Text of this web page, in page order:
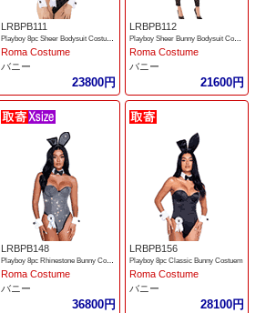
LRBPB111
Playboy 8pc Sheer Bodysuit Costume
Roma Costume
バニー
23800円
LRBPB112
Playboy Sheer Bunny Bodysuit Costume
Roma Costume
バニー
21600円
LRBPB148
Playboy 8pc Rhinestone Bunny Costume
Roma Costume
バニー
36800円
LRBPB156
Playboy 8pc Classic Bunny Costuem
Roma Costume
バニー
28100円